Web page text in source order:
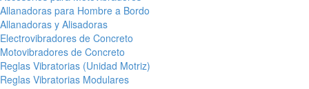
Allanadoras para Hombre a Bordo
Allanadoras y Alisadoras
Electrovibradores de Concreto
Motovibradores de Concreto
Reglas Vibratorias (Unidad Motriz)
Reglas Vibratorias Modulares